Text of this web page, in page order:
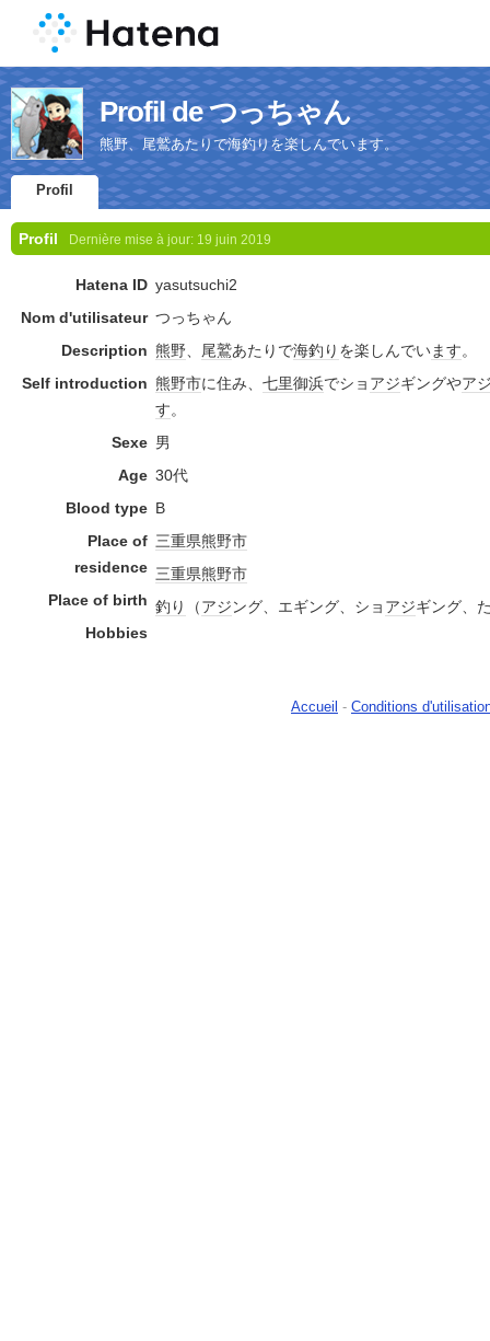
Profil de つっちゃん
熊野、尾鷲あたりで海釣りを楽しんでいます。
Profil
Profil Dernière mise à jour: 19 juin 2019
Hatena ID yasutsuchi2
Nom d'utilisateur つっちゃん
Description 熊野、 尾鷲あたりで海釣り を楽しんでいます。
Self introduction 熊野市に住み、 七里御浜でショ アジギングやア
す。
Sexe 男
Age 30代
Blood type B
Place of
residence
三重県熊野市
Place of birth
三重県熊野市
Hobbies
釣り （アジング、エギング、ショ アジギング、
Accueil - Conditions